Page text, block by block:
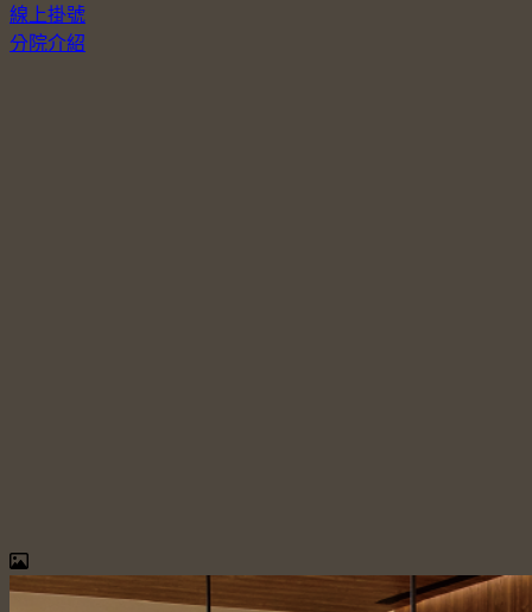
線上掛號
分院介紹